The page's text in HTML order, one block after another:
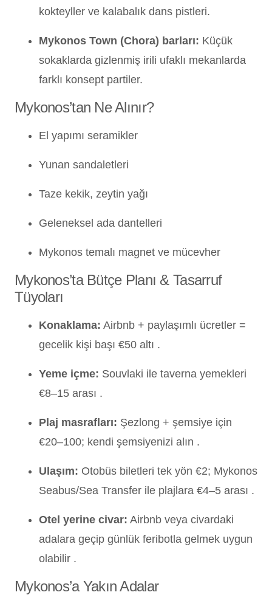
kokteyller ve kalabalık dans pistleri.
Mykonos Town (Chora) barları: Küçük
sokaklarda gizlenmiş irili ufaklı mekanlarda
farklı konsept partiler.
Mykonos’tan Ne Alınır?
El yapımı seramikler
Yunan sandaletleri
Taze kekik, zeytin yağı
Geleneksel ada dantelleri
Mykonos temalı magnet ve mücevher
Mykonos’ta Bütçe Planı & Tasarruf
Tüyoları
Konaklama: Airbnb + paylaşımlı ücretler =
gecelik kişi başı €50 altı .
Yeme içme: Souvlaki ile taverna yemekleri
€8–15 arası .
Plaj masrafları: Şezlong + şemsiye için
€20–100; kendi şemsiyenizi alın .
Ulaşım: Otobüs biletleri tek yön €2; Mykonos
Seabus/Sea Transfer ile plajlara €4–5 arası .
Otel yerine civar: Airbnb veya civardaki
adalara geçip günlük feribotla gelmek uygun
olabilir .
Mykonos’a Yakın Adalar